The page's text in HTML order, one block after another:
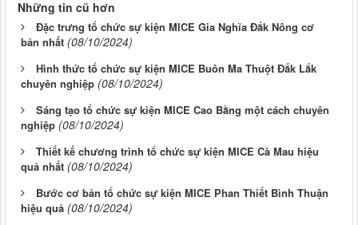
Những tin cũ hơn
Đặc trưng tổ chức sự kiện MICE Gia Nghĩa Đắk Nông cơ
bản nhất (08/10/2024)
Hình thức tổ chức sự kiện MICE Buôn Ma Thuột Đắk Lắk
chuyên nghiệp (08/10/2024)
Sáng tạo tổ chức sự kiện MICE Cao Bằng một cách chuyên
nghiệp (08/10/2024)
Thiết kế chương trình tổ chức sự kiện MICE Cà Mau hiệu
quả nhất (08/10/2024)
Bước cơ bản tổ chức sự kiện MICE Phan Thiết Bình Thuận
hiệu quả (08/10/2024)